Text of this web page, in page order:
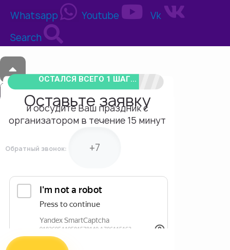
Whatsapp Youtube
Vk
Search
ОСТАЛСЯ ВСЕГО 1 ШАГ...
Оставьте заявку
и обсудите Ваш праздник с
организатором в течение 15 минут
Обратный звонок: